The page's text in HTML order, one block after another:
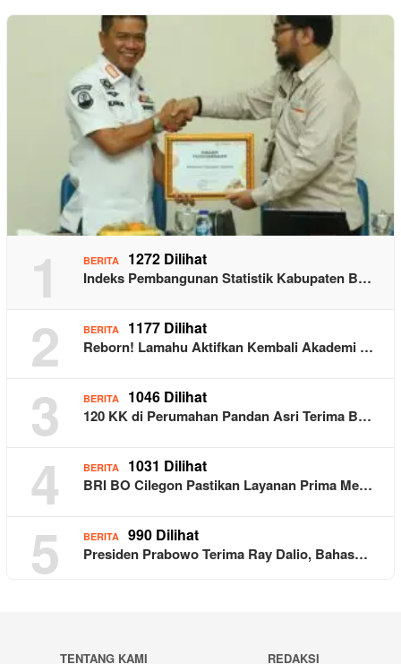
1 BERITA 1272 Dilihat
Indeks Pembangunan Statistik Kabupaten B…
2 BERITA 1177 Dilihat
Reborn! Lamahu Aktifkan Kembali Akademi …
3 BERITA 1046 Dilihat
120 KK di Perumahan Pandan Asri Terima B…
4 BERITA 1031 Dilihat
BRI BO Cilegon Pastikan Layanan Prima Me…
5 BERITA 990 Dilihat
Presiden Prabowo Terima Ray Dalio, Bahas…
TENTANG KAMI REDAKSI